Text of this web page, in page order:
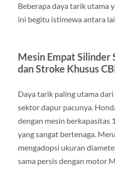
Beberapa daya tarik utama
ini begitu istimewa antara
Mesin Empat Silinder
dan Stroke Khusus
Daya tarik paling utama
sektor dapur pacunya.
dengan mesin berkapasitas
yang sangat bertenaga.
mengadopsi ukuran
sama persis dengan motor